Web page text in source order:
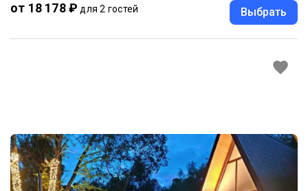
от 18 178 ₽ для 2 гостей Выбрать